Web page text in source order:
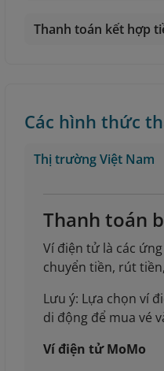
Thanh toán kết hợp
Các hình thức
Thị trường Việt Nam
Thanh toán
Ví điện tử là các
chuyển tiền, rút
Lưu ý: Lựa chọn ví
di động để mua vé
Ví điện tử MoMo